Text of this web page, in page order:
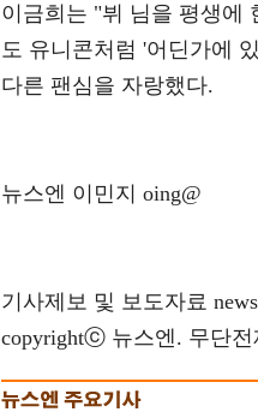
이금희는 "뷔 님을 평생에
도 유니콘처럼 '어딘가에
다른 팬심을 자랑했다.
뉴스엔 이민지 oing@
기사제보 및 보도자료
copyrightⓒ 뉴스엔. 무단전